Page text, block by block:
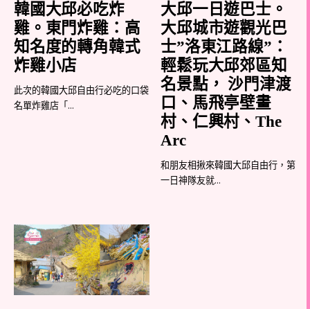
韓國大邱必吃炸
雞。東門炸雞：高
知名度的轉角韓式
炸雞小店
此次的韓國大邱自由行必吃的口袋
名單炸雞店「...
大邱一日遊巴士。
大邱城市遊觀光巴
士”洛東江路線”：
輕鬆玩大邱郊區知
名景點， 沙門津渡
口、馬飛亭壁畫
村、仁興村、The
Arc
和朋友相揪來韓國大邱自由行，第
一日神隊友就...